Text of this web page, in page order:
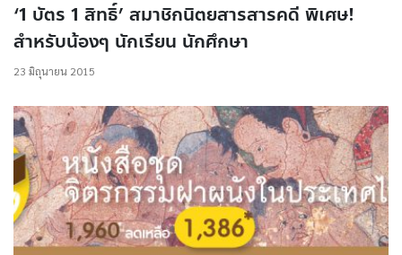
‘1 บัตร 1 สิทธิ์’ สมาชิกนิตยสารสารคดี พิเศษ!
สำหรับน้องๆ นักเรียน นักศึกษา
23 มิถุนายน 2015